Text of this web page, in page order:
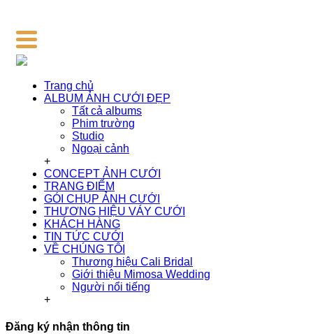
Trang chủ
ALBUM ẢNH CƯỚI ĐẸP
Tất cả albums
Phim trường
Studio
Ngoại cảnh
+
CONCEPT ẢNH CƯỚI
TRANG ĐIỂM
GÓI CHỤP ẢNH CƯỚI
THƯƠNG HIỆU VÁY CƯỚI
KHÁCH HÀNG
TIN TỨC CƯỚI
VỀ CHÚNG TÔI
Thương hiệu Cali Bridal
Giới thiệu Mimosa Wedding
Người nổi tiếng
+
Đăng ký nhận thông tin